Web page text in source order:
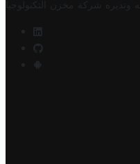
وتديره شركة مخزن التكنولوجيا